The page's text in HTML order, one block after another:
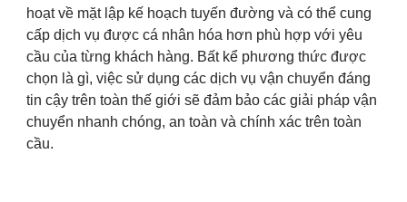
hoạt về mặt lập kế hoạch tuyến đường và có thể cung
cấp dịch vụ được cá nhân hóa hơn phù hợp với yêu
cầu của từng khách hàng. Bất kể phương thức được
chọn là gì, việc sử dụng các dịch vụ vận chuyển đáng
tin cậy trên toàn thế giới sẽ đảm bảo các giải pháp vận
chuyển nhanh chóng, an toàn và chính xác trên toàn
cầu.